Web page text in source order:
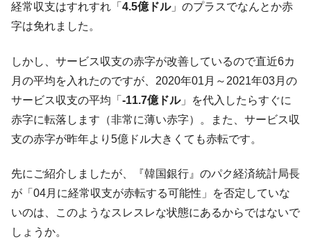
経常収支はすれすれ「 4.5億ドル」のプラスでなんとか赤
字は免れました。
しかし、サービス収支の赤字が改善しているので直近6カ
月の平均を入れたのですが、2020年01月～2021年03月の
サービス収支の平均「 -11.7億ドル」を代入したらすぐに
赤字に転落します（非常に薄い赤字）。また、サービス収
支の赤字が昨年より5億ドル大きくても赤転です。
先にご紹介しましたが、『韓国銀行』のパク経済統計局長
が「04月に経常収支が赤転する可能性」を否定していな
いのは、このようなスレスレな状態にあるからではないで
しょうか。